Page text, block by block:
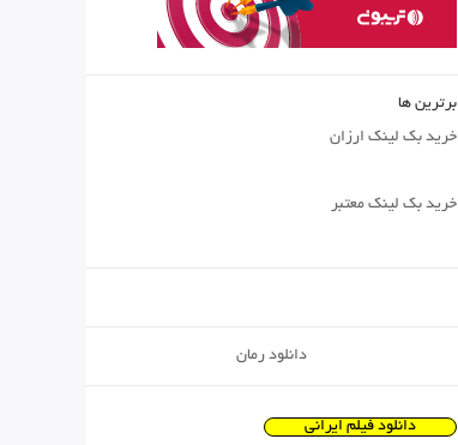
برترین ها
خرید بک لینک ارزان
خرید بک لینک معتبر
دانلود رمان
دانلود فیلم ایرانی